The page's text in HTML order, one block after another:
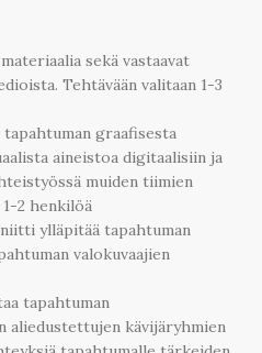
sekä vastaavat
Tehtävään valitaan 1-3
graafisesta
aineistoa digitaalisiin ja
muiden tiimien
1-2 henkilöä
ylläpitää tapahtuman
valokuvaajien
tapahtuman
aliedustettujen kävijäryhmien